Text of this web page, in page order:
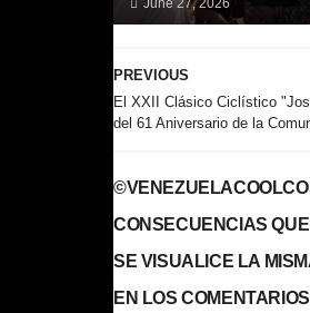
June 27, 2026
PREVIOUS
El XXII Clásico Ciclístico
del 61 Aniversario de la
CONSECUENCIAS
SE VISUALICE LA
EN LOS